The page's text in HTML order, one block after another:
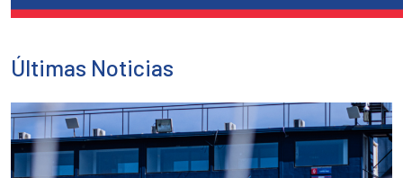
Últimas Noticias